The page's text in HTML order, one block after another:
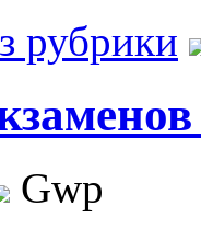
рубрики
Gwp